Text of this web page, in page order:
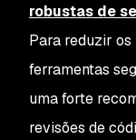
robustas de
Para reduzir
ferramentas
uma forte
revisões de